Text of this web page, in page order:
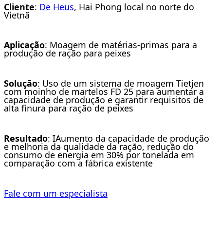
Cliente: De Heus, Hai Phong local no norte do
Vietnã
Aplicação: Moagem de matérias-primas para a
produção de ração para peixes
Solução: Uso de um sistema de moagem Tietjen
com moinho de martelos FD 25 para aumentar a
capacidade de produção e garantir requisitos de
alta finura para ração de peixes
Resultado: IAumento da capacidade de produção
e melhoria da qualidade da ração, redução do
consumo de energia em 30% por tonelada em
comparação com a fábrica existente
Fale com um especialista